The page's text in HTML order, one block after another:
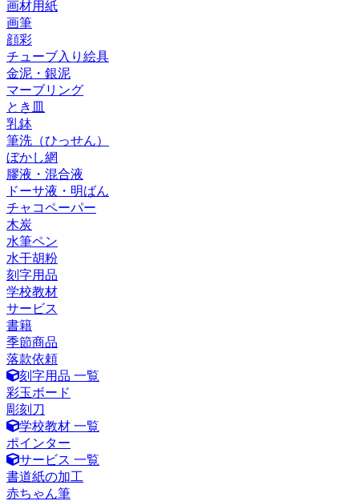
画材用紙
画筆
顔彩
チューブ入り絵具
金泥・銀泥
マーブリング
とき皿
乳鉢
筆洗（ひっせん）
ぼかし網
膠液・混合液
ドーサ液・明ばん
チャコペーパー
木炭
水筆ペン
水干胡粉
刻字用品
学校教材
サービス
書籍
季節商品
落款依頼
刻字用品 一覧
彩玉ボード
彫刻刀
学校教材 一覧
ポインター
サービス 一覧
書道紙の加工
赤ちゃん筆